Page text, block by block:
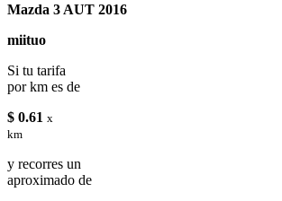
Mazda 3 AUT 2016
miituo
Si tu tarifa
por km es de
$ 0.61 x
km
y recorres un
aproximado de